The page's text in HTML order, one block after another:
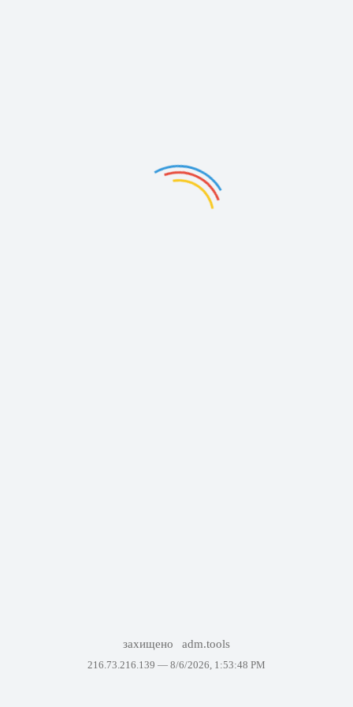
захищено adm.tools
216.73.216.139 — 8/6/2026, 1:53:48 PM